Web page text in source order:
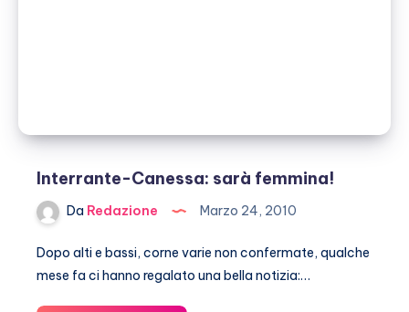
Interrante-Canessa: sarà femmina!
Da Redazione Marzo 24, 2010
Dopo alti e bassi, corne varie non confermate, qualche
mese fa ci hanno regalato una bella notizia:…